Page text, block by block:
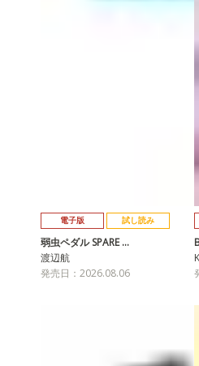
電子版 試し読み
弱虫ペダル SPARE …
渡辺航
発売日：2026.08.06